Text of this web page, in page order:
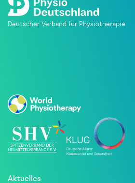
Deutscher Verband für Physiotherapie
Aktuelles